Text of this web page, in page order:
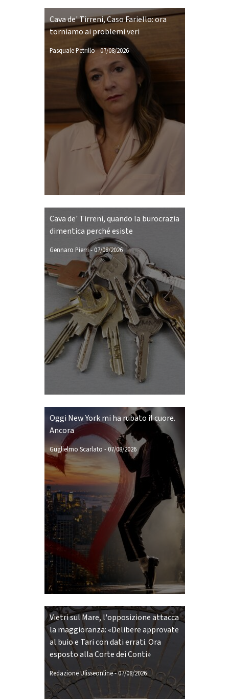
Cava de' Tirreni, Caso Fariello: ora
torniamo ai problemi veri
Pasquale Petrillo-07/08/2026
Cava de' Tirreni, quando la burocrazia
dimentica perché esiste
Gennaro Pierri- 07/08/2026
Oggi New York mi ha rubato il cuore.
Ancora
Guglielmo Scarlato -07/08/2026
Vietri sul Mare, l'opposizione attacca
la maggioranza: «Delibere approvate
al buio e Tari con dati errati. Ora
esposto alla Corte dei Conti»
Redazione Ulisseonline-07/08/2026